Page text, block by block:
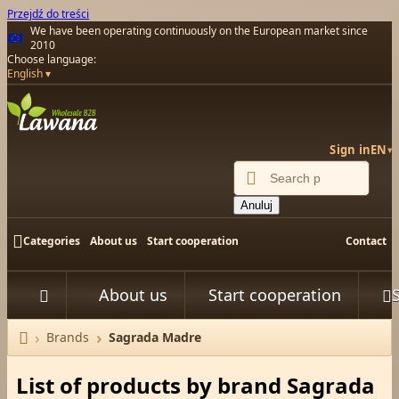
Przejdź do treści
We have been operating continuously on the European market since
2010
Choose language:
English
Sign inEN▾

Anuluj
Categories About us Start cooperation Contact
 About us Start cooperation 

HomeBrands Sagrada Madre
List of products by brand Sagrada